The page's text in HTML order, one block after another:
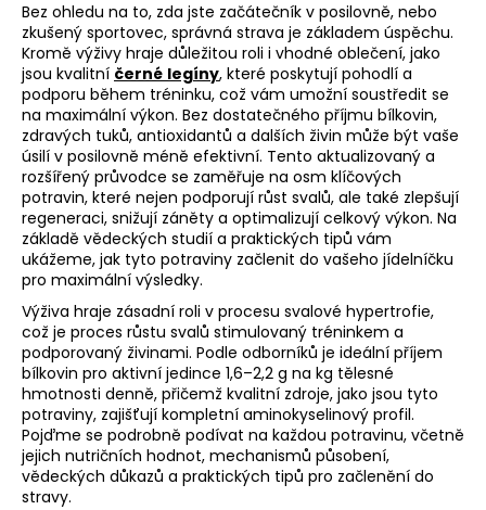
Bez ohledu na to, zda jste začátečník v posilovně, nebo
zkušený sportovec, správná strava je základem úspěchu.
Kromě výživy hraje důležitou roli i vhodné oblečení, jako
jsou kvalitní černé legíny, které poskytují pohodlí a
podporu během tréninku, což vám umožní soustředit se
na maximální výkon. Bez dostatečného příjmu bílkovin,
zdravých tuků, antioxidantů a dalších živin může být vaše
úsilí v posilovně méně efektivní. Tento aktualizovaný a
rozšířený průvodce se zaměřuje na osm klíčových
potravin, které nejen podporují růst svalů, ale také zlepšují
regeneraci, snižují záněty a optimalizují celkový výkon. Na
základě vědeckých studií a praktických tipů vám
ukážeme, jak tyto potraviny začlenit do vašeho jídelníčku
pro maximální výsledky.
Výživa hraje zásadní roli v procesu svalové hypertrofie,
což je proces růstu svalů stimulovaný tréninkem a
podporovaný živinami. Podle odborníků je ideální příjem
bílkovin pro aktivní jedince 1,6–2,2 g na kg tělesné
hmotnosti denně, přičemž kvalitní zdroje, jako jsou tyto
potraviny, zajišťují kompletní aminokyselinový profil.
Pojďme se podrobně podívat na každou potravinu, včetně
jejich nutričních hodnot, mechanismů působení,
vědeckých důkazů a praktických tipů pro začlenění do
stravy.
D
o
p
o
r
u
č
u
j
e
m
e